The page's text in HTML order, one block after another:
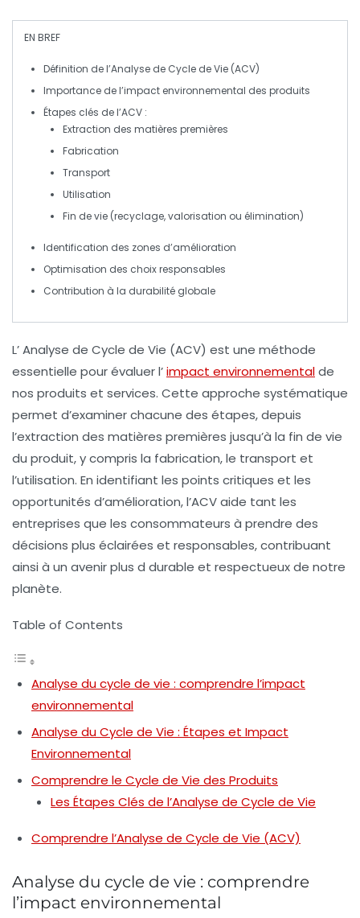
EN BREF
Définition de l’Analyse de Cycle de Vie (ACV)
Importance de l’impact environnemental des produits
Étapes clés de l’ACV :
Extraction des matières premières
Fabrication
Transport
Utilisation
Fin de vie (recyclage, valorisation ou élimination)
Identification des zones d’amélioration
Optimisation des choixresponsables
Contribution à la durabilité globale
L’Analyse de Cycle de Vie (ACV) est une méthode
essentielle pour évaluer l’impact environnementalde
nos produits et services. Cette approche systématique
permet d’examiner chacune des étapes, depuis
l’extraction des matières premières jusqu’à la fin de vie
du produit, y compris la fabrication, le transport et
l’utilisation. En identifiant les points critiques et les
opportunités d’amélioration, l’ACV aide tant les
entreprises que les consommateurs à prendre des
décisions plus éclairées et responsables, contribuant
ainsi à un avenir plus d durable et respectueux de notre
planète.
Table of Contents
Analyse du cycle de vie : comprendre l’impact
environnemental
Analyse du Cycle de Vie : Étapes et Impact
Environnemental
Comprendre le Cycle de Vie des Produits
Les Étapes Clés de l’Analyse de Cycle de Vie
Comprendre l’Analyse de Cycle de Vie (ACV)
Analyse du cycle de vie : comprendre
l’impact environnemental